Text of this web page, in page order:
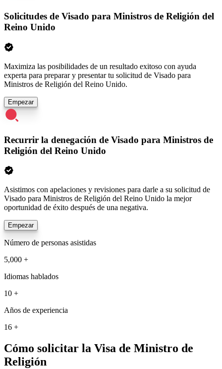
Solicitudes de Visado para Ministros de Religión del
Reino Unido
Maximiza las posibilidades de un resultado exitoso con ayuda
experta para preparar y presentar tu solicitud de Visado para
Ministros de Religión del Reino Unido.
Empezar
Recurrir la denegación de Visado para Ministros de
Religión del Reino Unido
Asistimos con apelaciones y revisiones para darle a su solicitud de
Visado para Ministros de Religión del Reino Unido la mejor
oportunidad de éxito después de una negativa.
Empezar
Número de personas asistidas
5,000 +
Idiomas hablados
10 +
Años de experiencia
16 +
Cómo solicitar la Visa de Ministro de
Religión